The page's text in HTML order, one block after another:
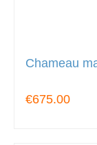
Chameau
€675.00